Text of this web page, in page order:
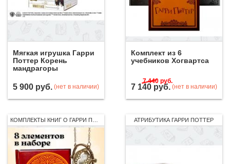
Мягкая игрушка Гарри
Поттер Корень
мандрагоры
5 900 руб. (нет в наличии)
Комплект из 6
учебников Хогвартса
7 440 руб.
7 140 руб. (нет в наличии)
АТРИБУТИКА ГАРРИ ПОТТЕР